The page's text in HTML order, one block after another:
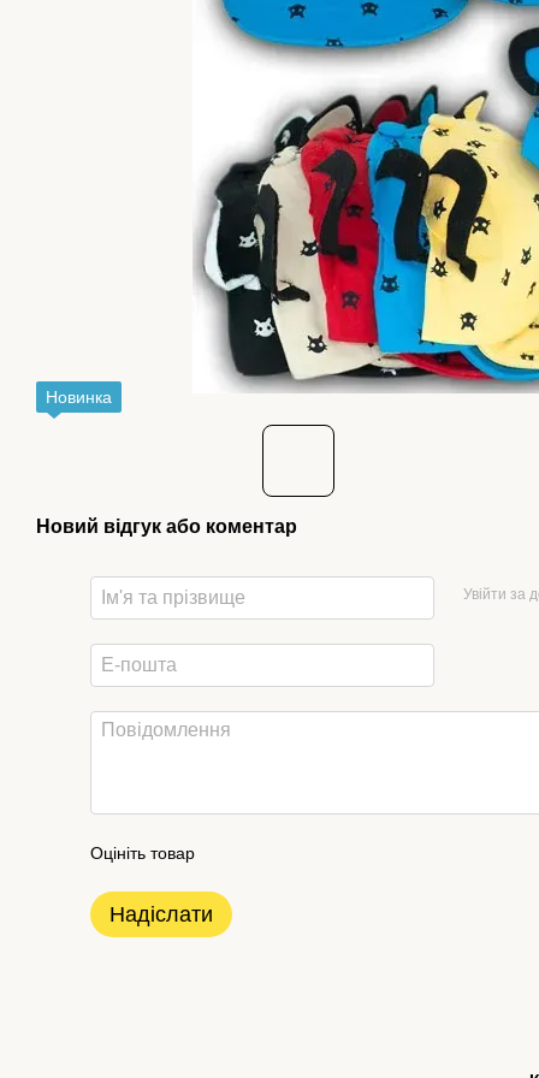
Новинка
Новий відгук або коментар
Увійти за
Оцініть товар
Надіслати